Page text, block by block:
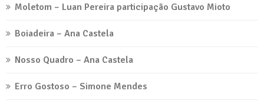
Moletom – Luan Pereira participação Gustavo Mioto
Boiadeira – Ana Castela
Nosso Quadro – Ana Castela
Erro Gostoso – Simone Mendes